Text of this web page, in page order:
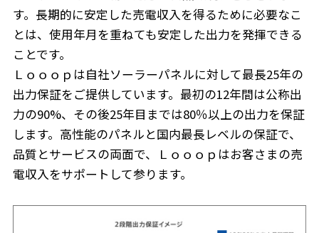
す。長期的に安定した売電収入を得るために必要なこ
とは、使用年月を重ねても安定した出力を発揮できる
ことです。
Ｌｏｏｏｐは自社ソーラーパネルに対して最長25年の
出力保証をご提供しています。最初の12年間は公称出
力の90%、その後25年目までは80％以上の出力を保証
します。高性能のパネルと国内最長レベルの保証で、
品質とサービスの両面で、Ｌｏｏｏｐはお客さまの売
電収入をサポートして参ります。